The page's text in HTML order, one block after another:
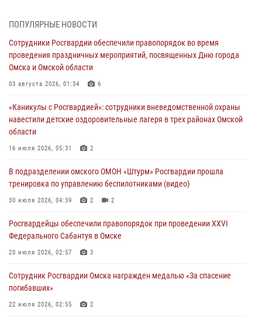
Омской области
31 июля 2026, 09:22
В подразделении омского ОМОН «Штурм» Росгвардии прошла
30 июля 2026, 04:39
Росгвардия обеспечила безопасность уникального передвижного
музея «Поезд Победы» в Омске
Росгвардейцы приняли участие в крестном ходе в День крещения
Руси в Омске
ПОПУЛЯРНЫЕ НОВОСТИ
Сотрудники Росгвардии обеспечили правопорядок во время
проведения праздничных мероприятий, посвященных Дню города
Омска и Омской области
03 августа 2026, 01:34 6
«Каникулы с Росгвардией»: сотрудники вневедомственной охраны
навестили детские оздоровительные лагеря в трех районах Омской
области
16 июля 2026, 05:31 2
В подразделении омского ОМОН «Штурм» Росгвардии прошла
тренировка по управлению беспилотниками (видео)
30 июля 2026, 04:39 2 2
Росгвардейцы обеcпечили правопорядок при проведении XXVI
Федерального Сабантуя в Омске
20 июля 2026, 02:57 3
Сотрудник Росгвардии Омска награжден медалью «За спасение
погибавших»
22 июля 2026, 02:55 2